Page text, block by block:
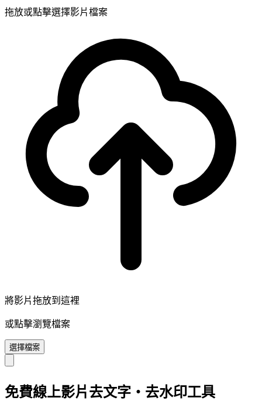
拖放或點擊選擇影片檔案
將影片拖放到這裡
或點擊瀏覽檔案
選擇檔案
免費線上影片去文字・去水印工具